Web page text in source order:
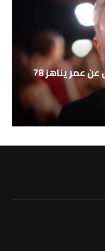
وفاة نجم “جوراسيك بارك” سام نيل عن عمر يناهز 78